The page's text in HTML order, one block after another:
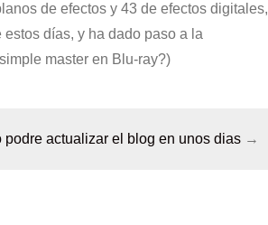
de efectos y 43 de efectos digitales,
días, y ha dado paso a la
master en Blu-ray?)
podre actualizar el blog en unos dias→